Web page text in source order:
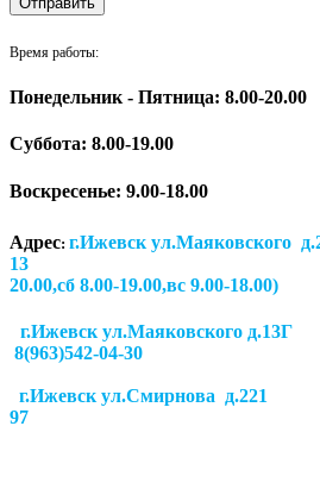
Время работы:
Понедельник - Пятница: 8.00-20.00
Суббота: 8.00-19.00
Воскресенье: 9.00-18.00
Адрес: г.Ижевск
13 (Пн-
20.00,сб 8.00-19.00,вс 9.00-18.00)
г.Ижевск
8(963)542-04-30
г.Ижевск ул.Смирнова д.221
97